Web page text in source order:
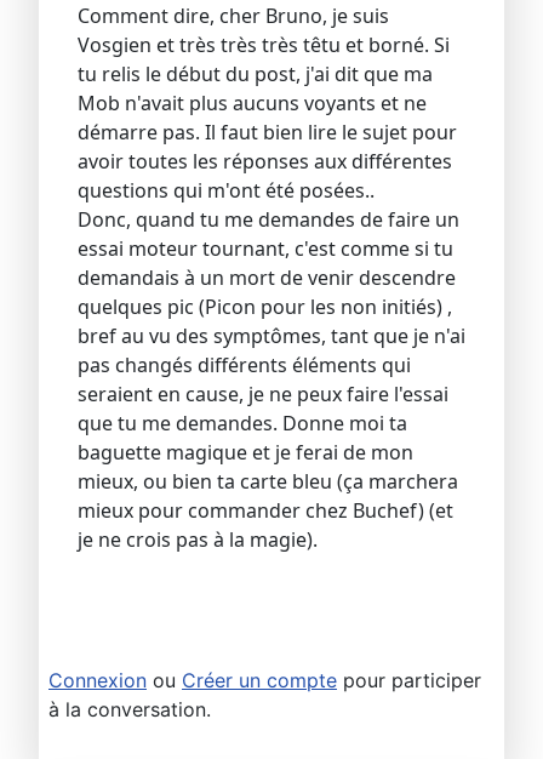
Comment dire, cher Bruno, je suis
Vosgien et très très très têtu et borné. Si
tu relis le début du post, j'ai dit que ma
Mob n'avait plus aucuns voyants et ne
démarre pas. Il faut bien lire le sujet pour
avoir toutes les réponses aux différentes
questions qui m'ont été posées..
Donc, quand tu me demandes de faire un
essai moteur tournant, c'est comme si tu
demandais à un mort de venir descendre
quelques pic (Picon pour les non initiés) ,
bref au vu des symptômes, tant que je n'ai
pas changés différents éléments qui
seraient en cause, je ne peux faire l'essai
que tu me demandes. Donne moi ta
baguette magique et je ferai de mon
mieux, ou bien ta carte bleu (ça marchera
mieux pour commander chez Buchef) (et
je ne crois pas à la magie).
Connexion ou Créer un compte pour participer
à la conversation.